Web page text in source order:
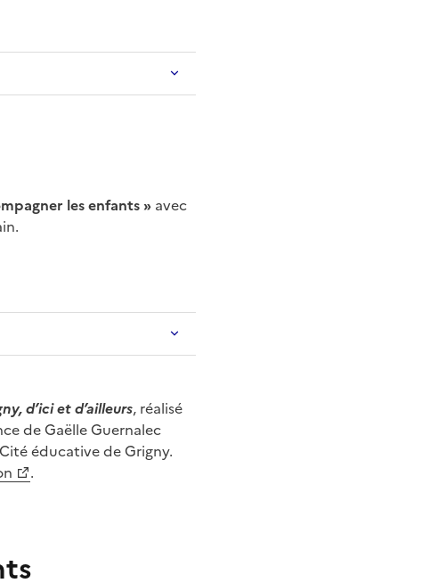
les enfants » avec
d’ici et d’ailleurs, réalisé
de Gaëlle Guernalec
éducative de Grigny.
.